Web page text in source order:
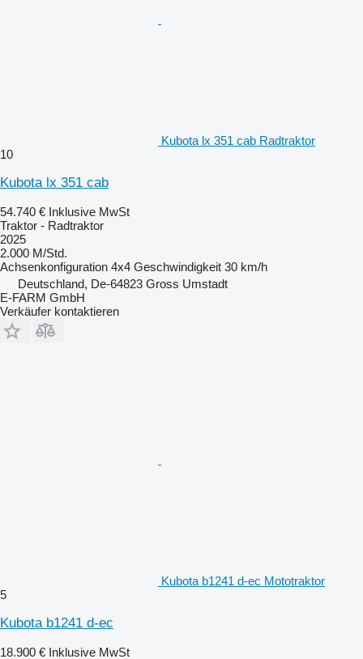
Kubota lx 351 cab Radtraktor
10
Kubota lx 351 cab
54.740 € Inklusive MwSt
Traktor - Radtraktor
2025
2.000 M/Std.
Achsenkonfiguration 4x4 Geschwindigkeit 30 km/h
Deutschland, De-64823 Gross Umstadt
E-FARM GmbH
Verkäufer kontaktieren
Kubota b1241 d-ec Mototraktor
5
Kubota b1241 d-ec
18.900 € Inklusive MwSt